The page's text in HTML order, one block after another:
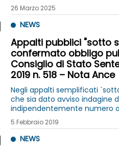
26 Marzo 2025
NEWS
Appalti pubblici "sotto
confermato obbligo
Consiglio di Stato
2019 n. 518 – Nota Ance
Negli appalti semplificati
che sia dato avviso indagine
indipendentemente numero
interessati per individuare
nella procedura negoziata
5 Febbraio 2019
NEWS